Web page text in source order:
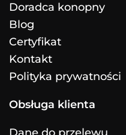
Doradca konopny
Blog
Certyfikat
Kontakt
Polityka prywatności
Obsługa klienta